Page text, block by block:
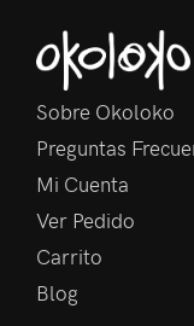
Sobre Okoloko
Preguntas
Mi Cuenta
Ver Pedido
Carrito
Blog